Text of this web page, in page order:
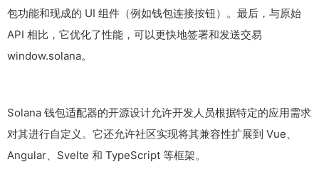
包功能和现成的 UI 组件（例如钱包连接按钮）。最后，与原始
API 相比，它优化了性能，可以更快地签署和发送交易
window.solana。
Solana 钱包适配器的开源设计允许开发人员根据特定的应用需求
对其进行自定义。它还允许社区实现将其兼容性扩展到 Vue、
Angular、Svelte 和 TypeScript 等框架。